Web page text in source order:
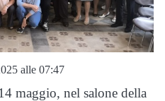
alle 07:47
maggio, nel salone della